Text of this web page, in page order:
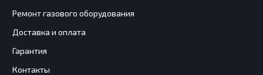
Ремонт газового оборудования
Доставка и оплата
Гарантия
Контакты